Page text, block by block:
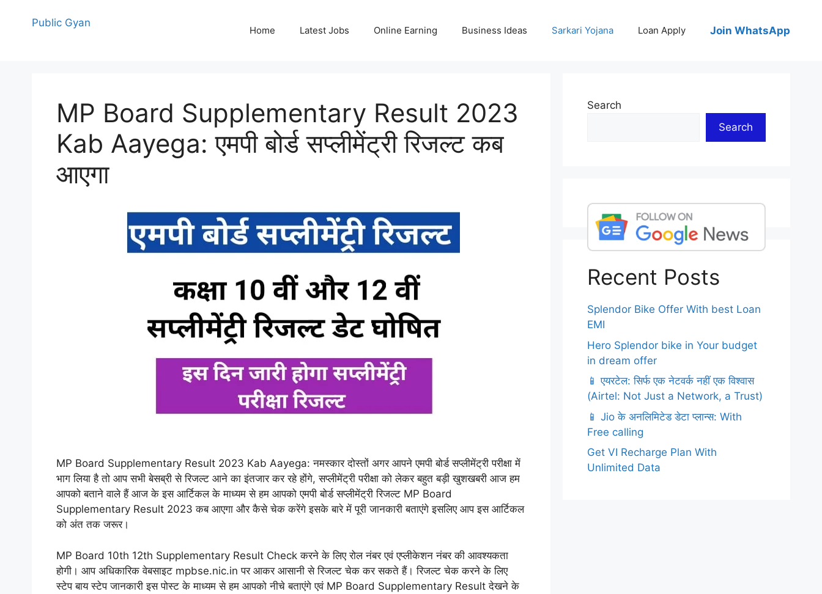
Public Gyan
Home Latest Jobs Online Earning Business Ideas Sarkari Yojana Loan Apply Join WhatsApp
MP Board Supplementary Result 2023
Kab Aayega: एमपी बोर्ड सप्लीमेंट्री रिजल्ट कब
आएगा
MP Board Supplementary Result 2023 Kab Aayega: नमस्कार दोस्तों अगर आपने एमपी बोर्ड सप्लीमेंट्री परीक्षा में
भाग लिया है तो आप सभी बेसब्री से रिजल्ट आने का इंतजार कर रहे होंगे, सप्लीमेंट्री परीक्षा को लेकर बहुत बड़ी खुशखबरी आज हम
आपको बताने वाले हैं आज के इस आर्टिकल के माध्यम से हम आपको एमपी बोर्ड सप्लीमेंट्री रिजल्ट MP Board
Supplementary Result 2023 कब आएगा और कैसे चेक करेंगे इसके बारे में पूरी जानकारी बताएंगे इसलिए आप इस आर्टिकल
को अंत तक जरूर।
MP Board 10th 12th Supplementary Result Check करने के लिए रोल नंबर एवं एप्लीकेशन नंबर की आवश्यकता
होगी। आप अधिकारिक वेबसाइट mpbse.nic.in पर आकर आसानी से रिजल्ट चेक कर सकते हैं। रिजल्ट चेक करने के लिए
स्टेप बाय स्टेप जानकारी इस पोस्ट के माध्यम से हम आपको नीचे बताएंगे एवं MP Board Supplementary Result देखने के
Search
Search
Recent Posts
Splendor Bike Offer With best Loan
EMI
Hero Splendor bike in Your budget
in dream offer
📱 एयरटेल: सिर्फ एक नेटवर्क नहीं एक विश्वास
(Airtel: Not Just a Network, a Trust)
📱 Jio के अनलिमिटेड डेटा प्लान्स: With
Free calling
Get VI Recharge Plan With
Unlimited Data